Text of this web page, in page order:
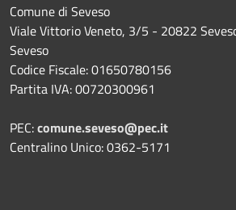
Comune di Seveso
Viale Vittorio Veneto, 3/5 - 20822
Seveso
Codice Fiscale: 01650780156
Partita IVA: 00720300961
PEC:comune.seveso@pec.it
Centralino Unico: 0362-5171